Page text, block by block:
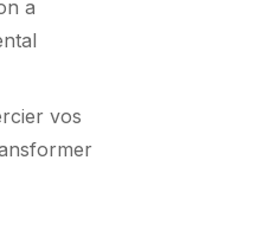
a
vos